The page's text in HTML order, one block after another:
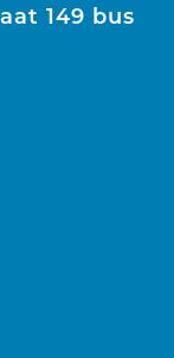
149 bus